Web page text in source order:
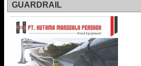
GUARDRAIL